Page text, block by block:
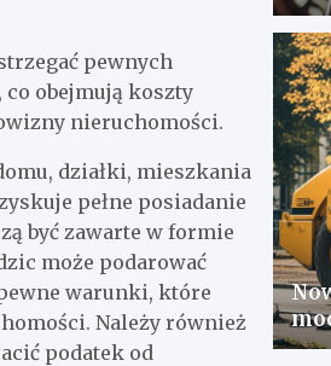
pewnych
co obejmują koszty
nieruchomości.
działki, mieszkania
pełne posiadanie
być zawarte w formie
może podarować
warunki, które
Należy również
podatek od
zł